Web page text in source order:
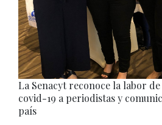
La Senacyt reconoce la labor
covid-19 a periodistas y
país